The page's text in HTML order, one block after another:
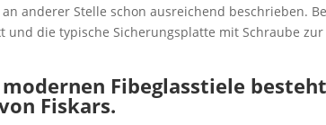
anderer Stelle schon ausreichend beschrieben.
und die typische Sicherungsplatte mit Schraube
Fibeglasstiele
Fiskars.